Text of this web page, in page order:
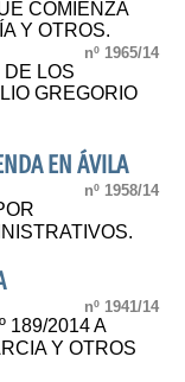
COMIENZA
Y OTROS.
nº 1965/14
LOS
GREGORIO
EN ÁVILA
nº 1958/14
nº 1941/14
189/2014 A
Y OTROS